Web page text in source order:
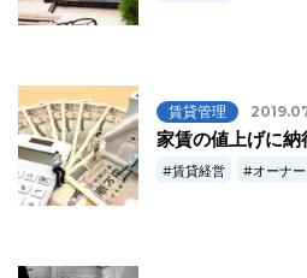
賃貸管理
家賃の値上げに納
賃貸経営 オーナー